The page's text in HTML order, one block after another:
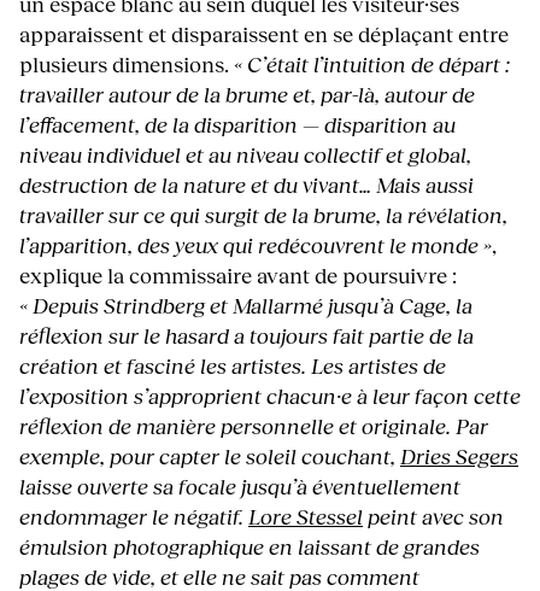
apparaissent et disparaissent en se déplaçant entre
plusieurs dimensions. « C’était l’intuition de départ :
travailler autour de la brume et, par-là, autour de
l’effacement, de la disparition — disparition au
niveau individuel et au niveau collectif et global,
destruction de la nature et du vivant… Mais aussi
travailler sur ce qui surgit de la brume, la révélation,
l’apparition, des yeux qui redécouvrent le monde »,
explique la commissaire avant de poursuivre :
« Depuis Strindberg et Mallarmé jusqu’à Cage, la
réflexion sur le hasard a toujours fait partie de la
création et fasciné les artistes. Les artistes de
l’exposition s’approprient chacun·e à leur façon cette
réflexion de manière personnelle et originale. Par
exemple, pour capter le soleil couchant, Dries Segers
laisse ouverte sa focale jusqu’à éventuellement
endommager le négatif. Lore Stessel peint avec son
émulsion photographique en laissant de grandes
plages de vide, et elle ne sait pas comment